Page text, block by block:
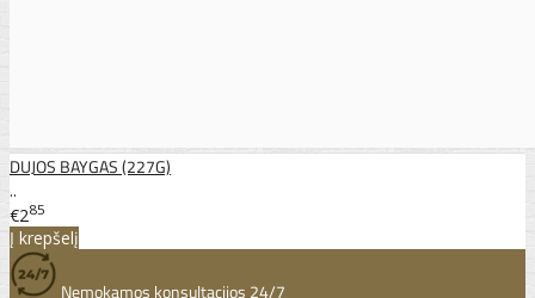
DUJOS BAYGAS (227G)
..
€285
Į krepšelį
Nemokamos konsultacijos 24/7